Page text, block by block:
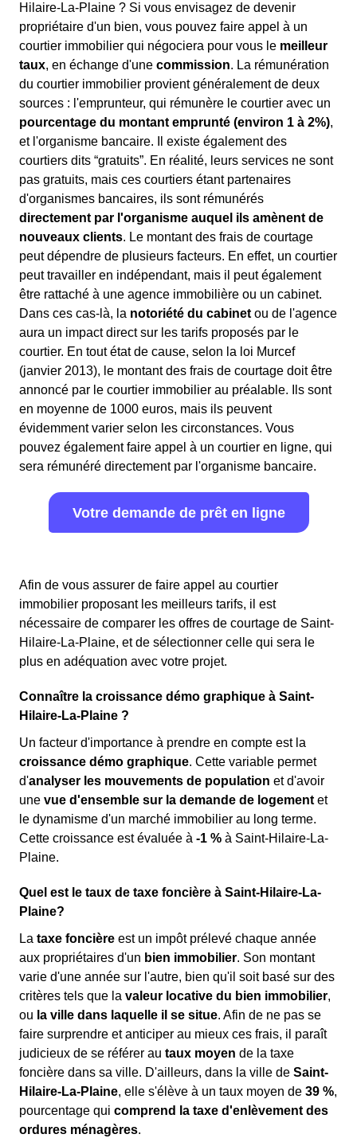
Hilaire-La-Plaine ? Si vous envisagez de devenir
propriétaire d'un bien, vous pouvez faire appel à un
courtier immobilier qui négociera pour vous le meilleur
taux, en échange d'une commission. La rémunération
du courtier immobilier provient généralement de deux
sources : l'emprunteur, qui rémunère le courtier avec un
pourcentage du montant emprunté (environ 1 à 2%),
et l'organisme bancaire. Il existe également des
courtiers dits “gratuits”. En réalité, leurs services ne sont
pas gratuits, mais ces courtiers étant partenaires
d'organismes bancaires, ils sont rémunérés
directement par l'organisme auquel ils amènent de
nouveaux clients. Le montant des frais de courtage
peut dépendre de plusieurs facteurs. En effet, un courtier
peut travailler en indépendant, mais il peut également
être rattaché à une agence immobilière ou un cabinet.
Dans ces cas-là, la notoriété du cabinet ou de l'agence
aura un impact direct sur les tarifs proposés par le
courtier. En tout état de cause, selon la loi Murcef
(janvier 2013), le montant des frais de courtage doit être
annoncé par le courtier immobilier au préalable. Ils sont
en moyenne de 1000 euros, mais ils peuvent
évidemment varier selon les circonstances. Vous
pouvez également faire appel à un courtier en ligne, qui
sera rémunéré directement par l'organisme bancaire.
Votre demande de prêt en ligne
Afin de vous assurer de faire appel au courtier
immobilier proposant les meilleurs tarifs, il est
nécessaire de comparer les offres de courtage de Saint-
Hilaire-La-Plaine, et de sélectionner celle qui sera le
plus en adéquation avec votre projet.
Connaître la croissance démo graphique à Saint-
Hilaire-La-Plaine ?
Un facteur d'importance à prendre en compte est la
croissance démo graphique. Cette variable permet
d'analyser les mouvements de population et d'avoir
une vue d'ensemble sur la demande de logement et
le dynamisme d'un marché immobilier au long terme.
Cette croissance est évaluée à -1 % à Saint-Hilaire-La-
Plaine.
Quel est le taux de taxe foncière à Saint-Hilaire-La-
Plaine?
La taxe foncière est un impôt prélevé chaque année
aux propriétaires d'un bien immobilier. Son montant
varie d'une année sur l'autre, bien qu'il soit basé sur des
critères tels que la valeur locative du bien immobilier,
ou la ville dans laquelle il se situe. Afin de ne pas se
faire surprendre et anticiper au mieux ces frais, il paraît
judicieux de se référer au taux moyen de la taxe
foncière dans sa ville. D'ailleurs, dans la ville de Saint-
Hilaire-La-Plaine, elle s'élève à un taux moyen de 39 %,
pourcentage qui comprend la taxe d'enlèvement des
ordures ménagères.